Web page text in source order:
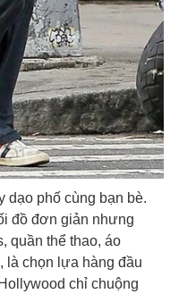
dạo phố cùng bạn bè.
đồ đơn giản nhưng
quần thể thao, áo
là chọn lựa hàng đầu
chỉ chuộng